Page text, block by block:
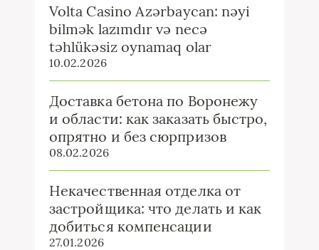
Volta Casino Azərbaycan: nəyi
bilmək lazımdır və necə
təhlükəsiz oynamaq olar
10.02.2026
Доставка бетона по Воронежу
и области: как заказать быстро,
опрятно и без сюрпризов
08.02.2026
Некачественная отделка от
застройщика: что делать и как
добиться компенсации
27.01.2026